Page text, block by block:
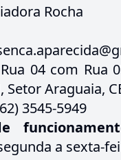
Rocha
Rua 04 com Rua
Setor Araguaia,
3545-5949
a sexta-